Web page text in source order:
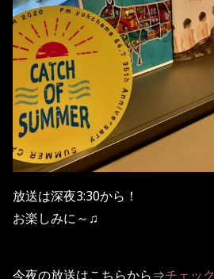
放送は深夜3:30から！
お楽しみに～♫
今夜の放送はこちらから⇒チェック